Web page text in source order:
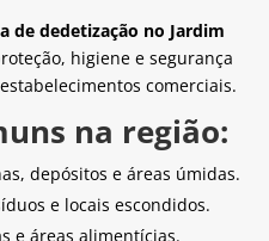
de dedetização no Jardim
higiene e segurança
comerciais.
na região:
depósitos e áreas úmidas.
e locais escondidos.
e áreas alimentícias.